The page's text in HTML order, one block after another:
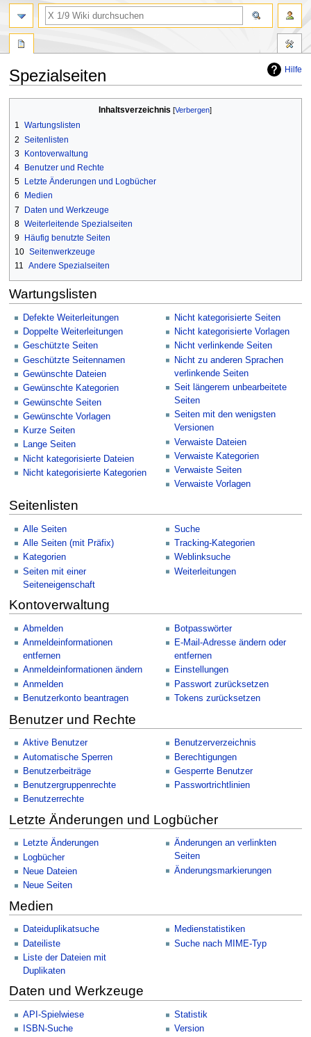
Hilfe
Spezialseiten
springen
springen
Inhaltsverzeichnis
1 Wartungslisten
2 Seitenlisten
3 Kontoverwaltung
4
Benutzer und Rechte
5
Letzte Änderungen und Logbücher
6
Medien
7
Daten und Werkzeuge
8 Weiterleitende Spezialseiten
9
Häufig benutzte Seiten
10 Seitenwerkzeuge
11 Andere Spezialseiten
Wartungslisten
Defekte Weiterleitungen
Doppelte Weiterleitungen
Geschützte Seiten
Geschützte Seitennamen
Gewünschte Dateien
Gewünschte Kategorien
Gewünschte Seiten
Gewünschte Vorlagen
Kurze Seiten
Lange Seiten
Nicht kategorisierte Dateien
Nicht kategorisierte Kategorien
Nicht kategorisierte Seiten
Nicht kategorisierte Vorlagen
Nicht verlinkende Seiten
Nicht zu anderen Sprachen
verlinkende Seiten
Seit längerem unbearbeitete
Seiten
Seiten mit den wenigsten
Versionen
Verwaiste Dateien
Verwaiste Kategorien
Verwaiste Seiten
Verwaiste Vorlagen
Seitenlisten
Alle Seiten
Alle Seiten (mit Präfix)
Kategorien
Seiten mit einer
Seiteneigenschaft
Suche
Tracking-Kategorien
Weblinksuche
Weiterleitungen
Kontoverwaltung
Abmelden
Anmeldeinformationen
entfernen
Anmeldeinformationen ändern
Anmelden
Benutzerkonto beantragen
Botpasswörter
E-Mail-Adresse ändern oder
entfernen
Einstellungen
Passwort zurücksetzen
Tokens zurücksetzen
Benutzer und Rechte
Aktive Benutzer
Automatische Sperren
Benutzerbeiträge
Benutzergruppenrechte
Benutzerrechte
Benutzerverzeichnis
Berechtigungen
Gesperrte Benutzer
Passwortrichtlinien
Letzte Änderungen und Logbücher
Letzte Änderungen
Logbücher
Neue Dateien
Neue Seiten
Änderungen an verlinkten
Seiten
Änderungsmarkierungen
Medien
Dateiduplikatsuche
Dateiliste
Liste der Dateien mit
Duplikaten
Medienstatistiken
Suche nach MIME-Typ
Daten und Werkzeuge
API-Spielwiese
ISBN-Suche
Statistik
Version
Suche